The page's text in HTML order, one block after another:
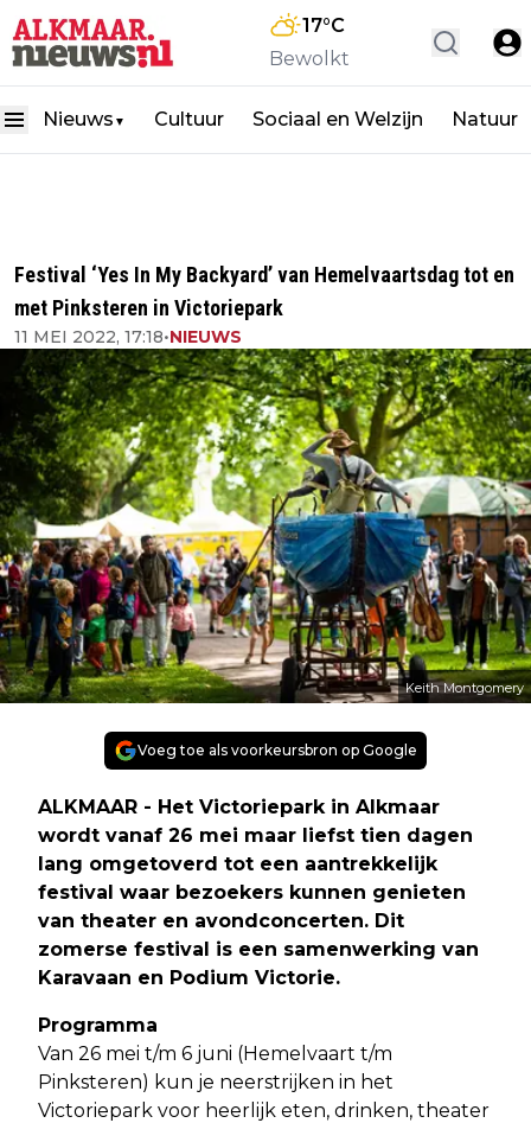
17°C
Bewolkt
Nieuws ▼ Cultuur Sociaal en Welzijn Natuur
Festival ‘Yes In My Backyard’ van Hemelvaartsdag tot en
met Pinksteren in Victoriepark
11 MEI 2022, 17:18•NIEUWS
Keith Montgomery
Voeg toe als voorkeursbron op Google
ALKMAAR - Het Victoriepark in Alkmaar
wordt vanaf 26 mei maar liefst tien dagen
lang omgetoverd tot een aantrekkelijk
festival waar bezoekers kunnen genieten
van theater en avondconcerten. Dit
zomerse festival is een samenwerking van
Karavaan en Podium Victorie.
Programma
Van 26 mei t/m 6 juni (Hemelvaart t/m
Pinksteren) kun je neerstrijken in het
Victoriepark voor heerlijk eten, drinken, theater